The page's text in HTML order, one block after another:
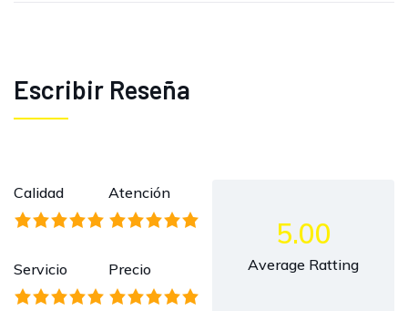
Escribir Reseña
Calidad Atención
Servicio Precio
5.00
Average Ratting